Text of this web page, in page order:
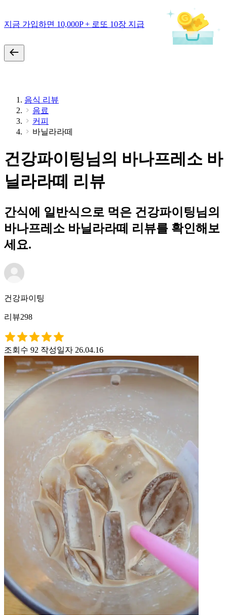
지금 가입하면 10,000P + 로또 10장 지급
음식 리뷰
음료
커피
바닐라라떼
건강파이팅님의 바나프레소 바
닐라라떼 리뷰
간식에 일반식으로 먹은 건강파이팅님의
바나프레소 바닐라라떼 리뷰를 확인해보
세요.
건강파이팅
리뷰298
조회수 92 작성일자 26.04.16